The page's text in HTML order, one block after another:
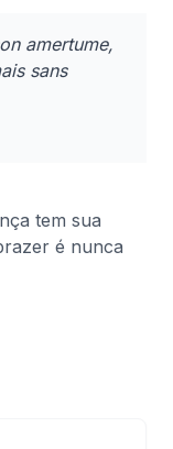
amertume,
sans
tem sua
é nunca